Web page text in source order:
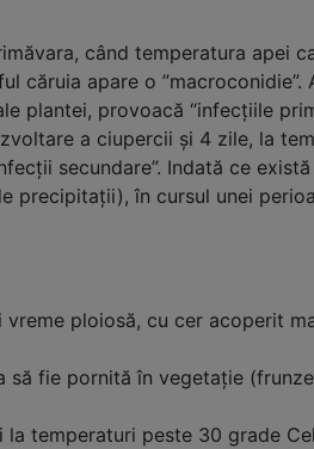
când temperatura apei
căruia apare o ”macroconidie”.
plantei, provoacă “infecţiile
a ciupercii şi 4 zile, la
secundare”. Indată ce
precipitaţii), în cursul unei
ploiosă, cu cer acoperit
fie pornită în vegetaţie
temperaturi peste 30 grade